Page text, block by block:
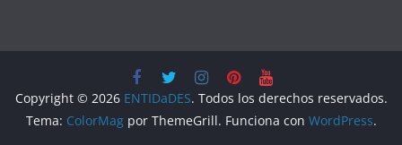
Copyright © 2026 ENTIDaDES. Todos los derechos reservados.
Tema: ColorMagpor ThemeGrill. Funciona con WordPress.